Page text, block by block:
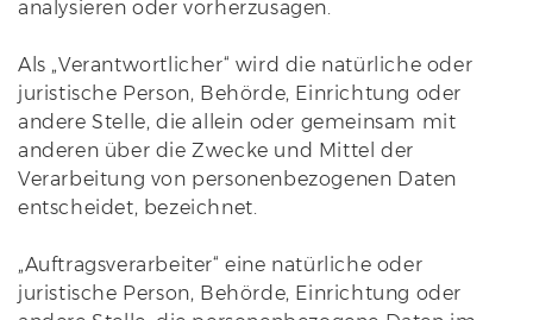
analysieren oder vorherzusagen.
Als „Verantwortlicher“ wird die natürliche oder
juristische Person, Behörde, Einrichtung oder
andere Stelle, die allein oder gemeinsam mit
anderen über die Zwecke und Mittel der
Verarbeitung von personenbezogenen Daten
entscheidet, bezeichnet.
„Auftragsverarbeiter“ eine natürliche oder
juristische Person, Behörde, Einrichtung oder